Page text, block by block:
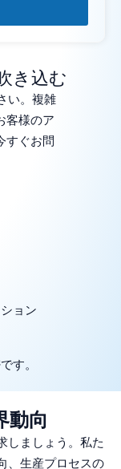
き込む
い。複雑
客様のア
すぐお問
ョン
す。
動向
しましょう。私た
、生産プロセスの